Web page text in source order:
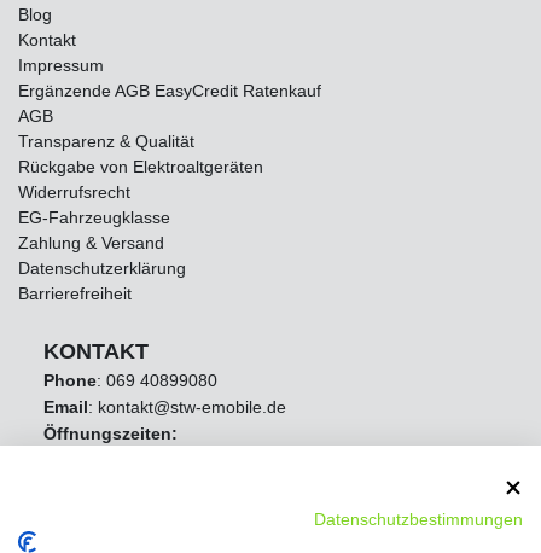
Blog
Kontakt
Impressum
Ergänzende AGB EasyCredit Ratenkauf
AGB
Transparenz & Qualität
Rückgabe von Elektroaltgeräten
Widerrufsrecht
EG-Fahrzeugklasse
Zahlung & Versand
Datenschutzerklärung
Barrierefreiheit
KONTAKT
Phone: 069 40899080
Email: kontakt@stw-emobile.de
Öffnungszeiten:
Datenschutzbestimmungen